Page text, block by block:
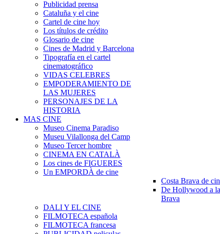
Publicidad prensa
Cataluña y el cine
Cartel de cine hoy
Los títulos de crédito
Glosario de cine
Cines de Madrid y Barcelona
Tipografía en el cartel
cinematográfico
VIDAS CELEBRES
EMPODERAMIENTO DE
LAS MUJERES
PERSONAJES DE LA
HISTORIA
MAS CINE
Museo Cinema Paradiso
Museu Vilallonga del Camp
Museo Tercer hombre
CINEMA EN CATALÀ
Los cines de FIGUERES
Un EMPORDÀ de cine
Costa Brava de
De Hollywood a
Brava
DALI Y EL CINE
FILMOTECA española
FILMOTECA francesa